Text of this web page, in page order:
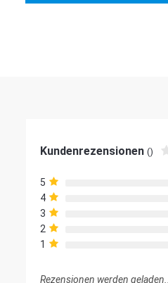
Kundenrezensionen ()
5
4
3
2
1
Rezensionen werden geladen...